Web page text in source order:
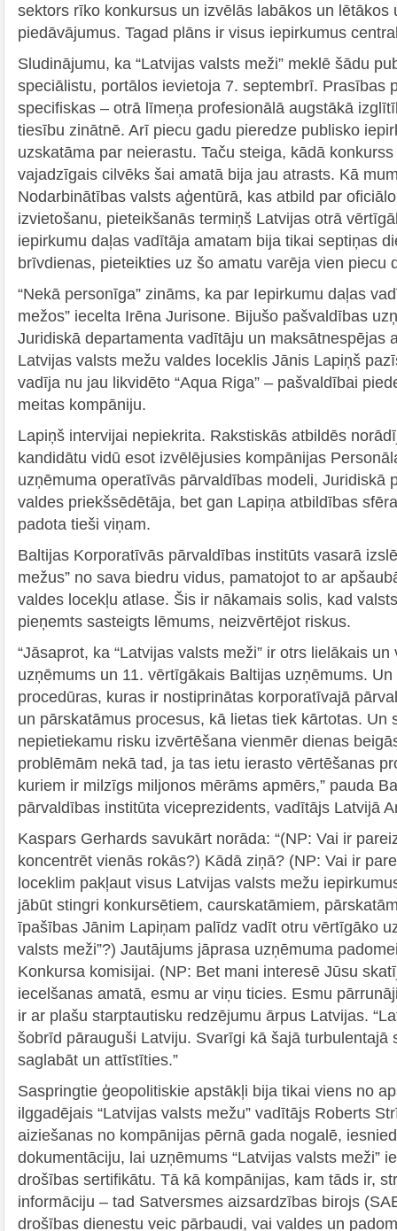
sektors rīko konkursus un izvēlās labākos un lētākos
piedāvājumus. Tagad plāns ir visus iepirkumus
Sludinājumu, ka “Latvijas valsts meži” meklē šādu
speciālistu, portālos ievietoja 7. septembrī. Prasības
specifiskas – otrā līmeņa profesionālā augstākā
tiesību zinātnē. Arī piecu gadu pieredze publisko
uzskatāma par neierastu. Taču steiga, kādā
vajadzīgais cilvēks šai amatā bija jau atrasts. Kā
Nodarbinātības valsts aģentūrā, kas atbild par
izvietošanu, pieteikšanās termiņš Latvijas otrā
iepirkumu daļas vadītāja amatam bija tikai septiņas
brīvdienas, pieteikties uz šo amatu varēja vien piecu
“Nekā personīga” zināms, ka par Iepirkumu daļas
mežos” iecelta Irēna Jurisone. Bijušo pašvaldības
Juridiskā departamenta vadītāju un maksātnespējas
Latvijas valsts mežu valdes loceklis Jānis Lapiņš
vadīja nu jau likvidēto “Aqua Riga” – pašvaldībai
meitas kompāniju.
Lapiņš intervijai nepiekrita. Rakstiskās atbildēs
kandidātu vidū esot izvēlējusies kompānijas
uzņēmuma operatīvās pārvaldības modeli, Juridiskā
valdes priekšsēdētāja, bet gan Lapiņa atbildības
padota tieši viņam.
Baltijas Korporatīvās pārvaldības institūts vasarā
mežus” no sava biedru vidus, pamatojot to ar
valdes locekļu atlase. Šis ir nākamais solis, kad
pieņemts sasteigts lēmums, neizvērtējot riskus.
“Jāsaprot, ka “Latvijas valsts meži” ir otrs lielākais
uzņēmums un 11. vērtīgākais Baltijas uzņēmums.
procedūras, kuras ir nostiprinātas korporatīvajā
un pārskatāmus procesus, kā lietas tiek kārtotas. Un
nepietiekamu risku izvērtēšana vienmēr dienas
problēmām nekā tad, ja tas ietu ierasto vērtēšanas
kuriem ir milzīgs miljonos mērāms apmērs,” pauda
pārvaldības institūta viceprezidents, vadītājs Latvijā
Kaspars Gerhards savukārt norāda: “(NP: Vai ir
koncentrēt vienās rokās?) Kādā ziņā? (NP: Vai ir
loceklim pakļaut visus Latvijas valsts mežu
jābūt stingri konkursētiem, caurskatāmiem,
īpašības Jānim Lapiņam palīdz vadīt otru vērtīgāko
valsts meži”?) Jautājums jāprasa uzņēmuma
Konkursa komisijai. (NP: Bet mani interesē Jūsu
iecelšanas amatā, esmu ar viņu ticies. Esmu
ir ar plašu starptautisku redzējumu ārpus Latvijas.
šobrīd pārauguši Latviju. Svarīgi kā šajā turbulentajā
saglabāt un attīstīties.”
Saspringtie ģeopolitiskie apstākļi bija tikai viens no
ilggadējais “Latvijas valsts mežu” vadītājs Roberts
aiziešanas no kompānijas pērnā gada nogalē,
dokumentāciju, lai uzņēmums “Latvijas valsts meži”
drošības sertifikātu. Tā kā kompānijas, kam tāds ir,
informāciju – tad Satversmes aizsardzības birojs
drošības dienestu veic pārbaudi, vai valdes un